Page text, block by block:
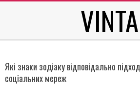
VINTA
Menu
Які знаки зодіаку відповідально
соціальних мереж